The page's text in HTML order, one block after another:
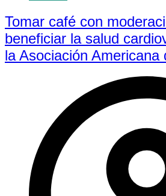
Tomar café con
beneficiar la salud
la Asociación Americana